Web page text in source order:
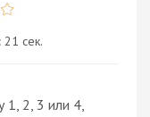
21 сек.
1, 2, 3 или 4,